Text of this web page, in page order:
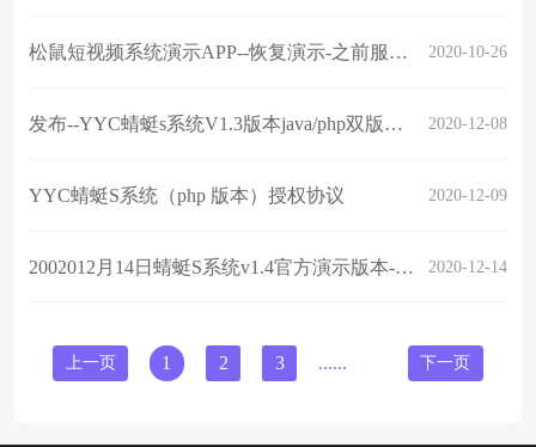
松鼠短视频系统演示APP--恢复演示-之前服务器迁移 2020-10-26
发布--YYC蜻蜓s系统V1.3版本java/php双版本--包含直播，影视，短视频，社交,聊天······ 2020-12-08
YYC蜻蜓S系统（php 版本）授权协议 2020-12-09
2002012月14日蜻蜓S系统v1.4官方演示版本-更新日志 2020-12-14
上一页 1 2 3 ...... 下一页